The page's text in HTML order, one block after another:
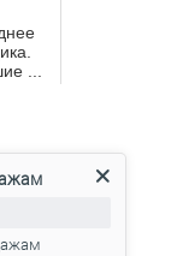
...